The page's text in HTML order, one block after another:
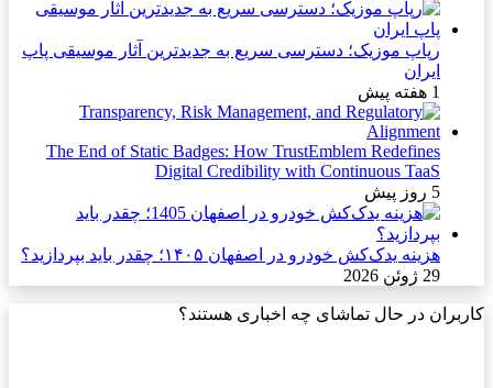
رپاپ موزیک؛ دسترسی سریع به جدیدترین آثار موسیقی پاپ
ایران
1 هفته پیش
The End of Static Badges: How TrustEmblem Redefines
Digital Credibility with Continuous TaaS
5 روز پیش
هزینه یدک‌کش خودرو در اصفهان ۱۴۰۵؛ چقدر باید بپردازید؟
29 ژوئن 2026
کاربران در حال تماشای چه اخباری هستند؟